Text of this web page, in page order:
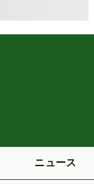
ニュース